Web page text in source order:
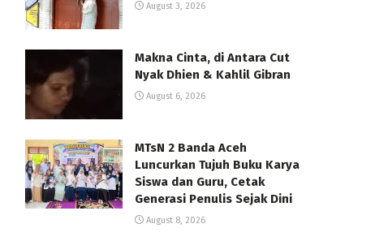
August 3, 2026
Makna Cinta, di Antara Cut
Nyak Dhien & Kahlil Gibran
August 6, 2026
MTsN 2 Banda Aceh
Luncurkan Tujuh Buku Karya
Siswa dan Guru, Cetak
Generasi Penulis Sejak Dini
August 8, 2026